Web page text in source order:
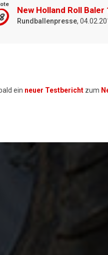
New Holland Roll Baler
Rundballenpresse,
ein neuer Testbericht zum